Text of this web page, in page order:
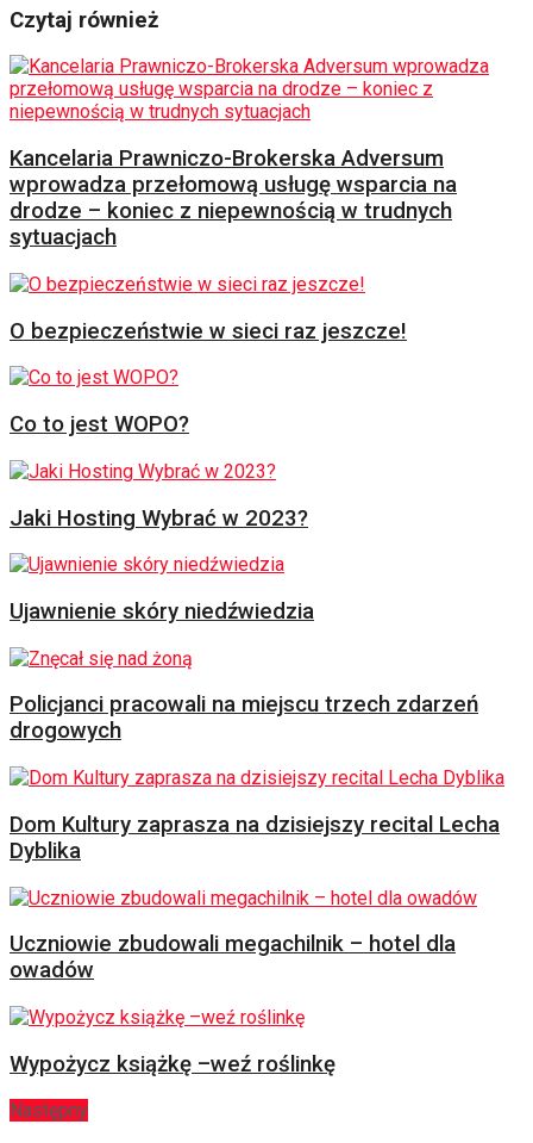
Czytaj również
Kancelaria Prawniczo-Brokerska Adversum
wprowadza przełomową usługę wsparcia na
drodze – koniec z niepewnością w trudnych
sytuacjach
O bezpieczeństwie w sieci raz jeszcze!
Co to jest WOPO?
Jaki Hosting Wybrać w 2023?
Ujawnienie skóry niedźwiedzia
Policjanci pracowali na miejscu trzech zdarzeń
drogowych
Dom Kultury zaprasza na dzisiejszy recital Lecha
Dyblika
Uczniowie zbudowali megachilnik – hotel dla
owadów
Wypożycz książkę –weź roślinkę
Następny